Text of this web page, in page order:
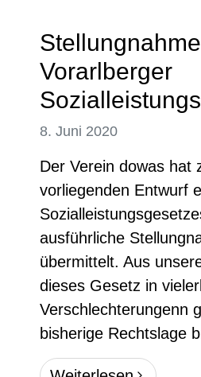
Vorarlberger
8. Juni 2020
Der Verein dowas hat
vorliegenden Entwurf
ausführliche
übermittelt. Aus
dieses Gesetz in
Verschlechterungenn
bisherige Rechtslage